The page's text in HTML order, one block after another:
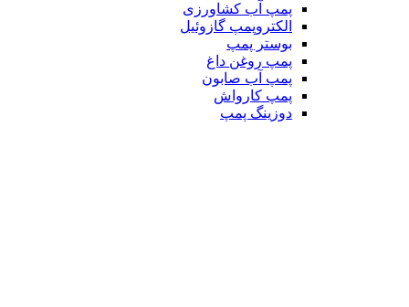
پمپ آب کشاورزی
الکتروپمپ گازوئیل
بوستر پمپ
پمپ روغن داغ
پمپ آب صابون
پمپ کارواش
دوزینگ پمپ